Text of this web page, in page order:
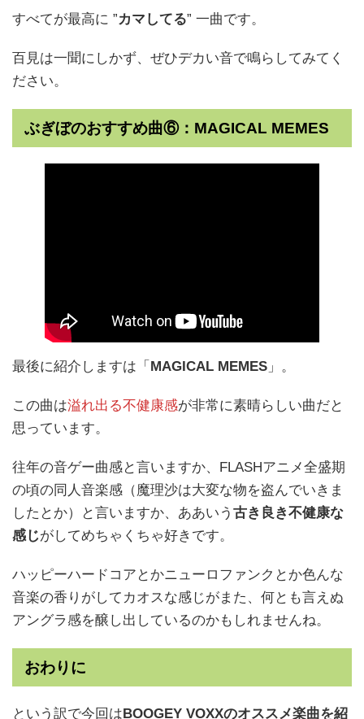
すべてが最高に ”カマしてる” 一曲です。
百見は一聞にしかず、ぜひデカい音で鳴らしてみてく
ださい。
ぶぎぼのおすすめ曲⑥：MAGICAL MEMES
最後に紹介しますは「 MAGICAL MEMES 」。
この曲は溢れ出る不健康感が非常に素晴らしい曲だと
思っています。
往年の音ゲー曲感と言いますか、FLASHアニメ全盛期
の頃の同人音楽感（魔理沙は大変な物を盗んでいきま
したとか）と言いますか、ああいう 古き良き不健康な
感じがしてめちゃくちゃ好きです。
ハッピーハードコアとかニューロファンクとか色んな
音楽の香りがしてカオスな感じがまた、何とも言えぬ
アングラ感を醸し出しているのかもしれませんね。
おわりに
という訳で今回はBOOGEY VOXXのオススメ楽曲を紹